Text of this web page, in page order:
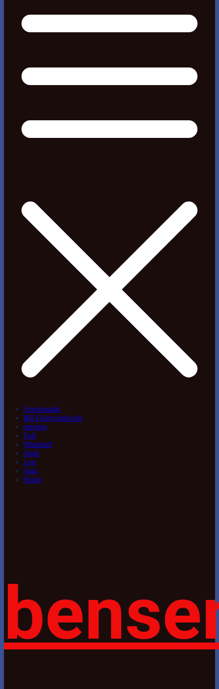
Om/kontakt
Blå Flag/wind/web
træning
Foil
Windsurf
Snak
Log
Salg
Hund